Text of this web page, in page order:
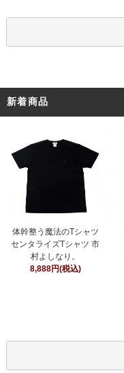
新着商品
体幹整う魔法のTシャツ
センタライズTシャツ 市
村よしなり。
8,888円(税込)